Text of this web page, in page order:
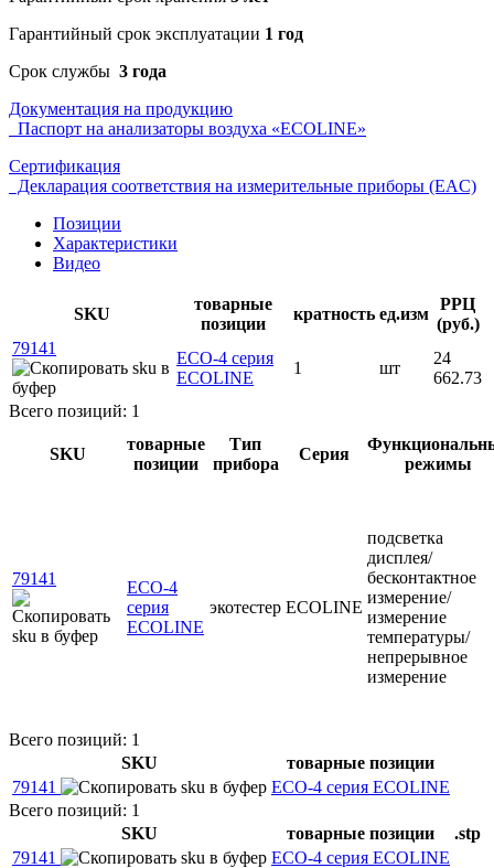
Гарантийный срок эксплуатации 1 год
Срок службы 3 года
Документация на продукцию
Паспорт на анализаторы воздуха «ECOLINE»
Сертификация
Декларация соответствия на измерительные приборы (EAC)
Позиции
Характеристики
Видео
SKU
товарные
позиции
кратность ед.изм
РРЦ
(руб.)
79141
ECO-4 серия
ECOLINE
1 шт
24
662.73
Всего позиций: 1
SKU
товарные
позиции
Тип
прибора
Серия
режимы
79141
ECO-4
серия
ECOLINE
экотестер ECOLINE
подсветка
дисплея/
бесконтактное
измерение/
измерение
температуры/
непрерывное
измерение
Всего позиций: 1
SKU
товарные позиции
79141
ECO-4 серия ECOLINE
Всего позиций: 1
SKU
товарные позиции
.stp
79141
ECO-4 серия ECOLINE